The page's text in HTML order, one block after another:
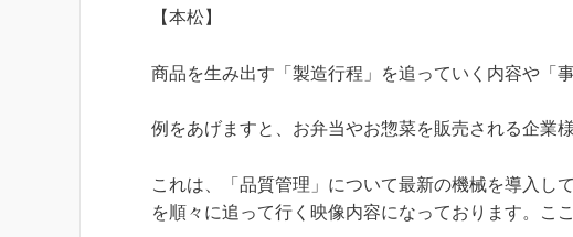
【本松】
商品を生み出す「製造行程」を追っていく内容や「
例をあげますと、お弁当やお惣菜を販売される企業様
これは、「品質管理」について最新の機械を導入し
を順々に追って行く映像内容になっております。こ